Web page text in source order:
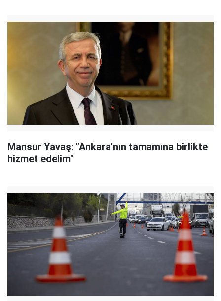
Mansur Yavaş: "Ankara'nın tamamına birlikte
hizmet edelim"